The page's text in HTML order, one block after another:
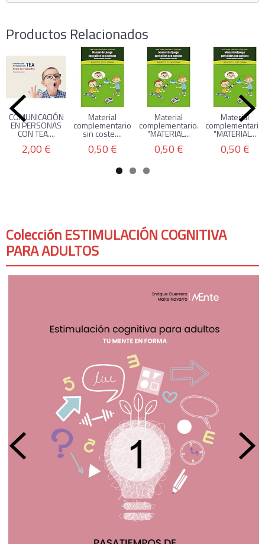
Colección ESTIMULACIÓN COGNITIVA
PARA ADULTOS
Productos Relacionados
COMUNICACIÓN
EN PERSONAS
CON TEA....
2,00 €
Material
complementario
sin coste....
0,50 €
Material
complementario.
"MATERIAL...
0,50 €
Material
complementario.
"MATERIAL...
0,50 €